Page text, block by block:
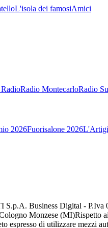
L'isola dei famosiAmici
Radio MontecarloRadio
2026Fuorisalone 2026
S.p.A. Business Digital - P.Iva
Monzese (MI)Rispetto
espresso di utilizzare mezzi